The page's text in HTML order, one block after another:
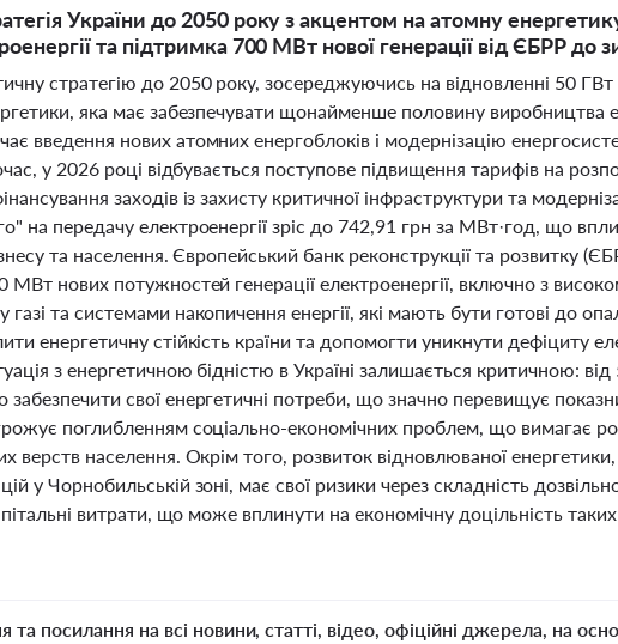
України до 2050 року з акцентом на атомну
та підтримка 700 МВт нової генерації від ЄБРР до
стратегію до 2050 року, зосереджуючись на відновленні 50 ГВт
яка має забезпечувати щонайменше половину виробництва
введення нових атомних енергоблоків і модернізацію
у 2026 році відбувається поступове підвищення тарифів на
заходів із захисту критичної інфраструктури та
на передачу електроенергії зріс до 742,91 грн за МВт·год, що
та населення. Європейський банк реконструкції та розвитку
МВт нових потужностей генерації електроенергії, включно з
та системами накопичення енергії, які мають бути готові до
енергетичну стійкість країни та допомогти уникнути дефіциту
з енергетичною бідністю в Україні залишається критичною:
свої енергетичні потреби, що значно перевищує
поглибленням соціально-економічних проблем, що вимагає
верств населення. Окрім того, розвиток відновлюваної
у Чорнобильській зоні, має свої ризики через складність
витрати, що може вплинути на економічну доцільність
посилання на всі новини, статті, відео, офіційні джерела, на